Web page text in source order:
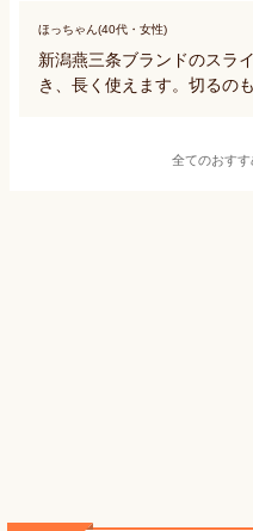
ほっちゃん(40代・女性)
新潟燕三条ブランドのスラ
き、長く使えます。切るの
全てのおすす